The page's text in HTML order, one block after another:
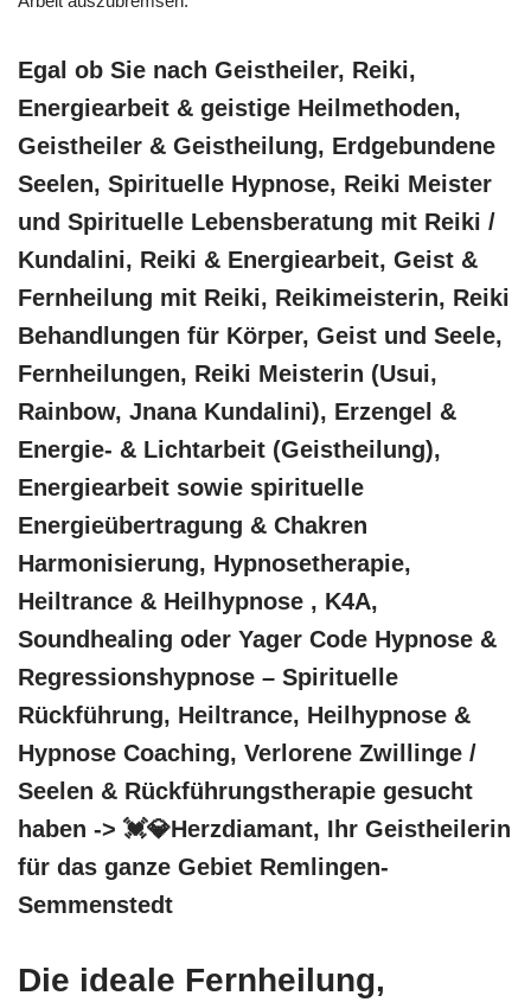
Egal ob Sie nach Geistheiler, Reiki,
Energiearbeit & geistige Heilmethoden,
Geistheiler & Geistheilung, Erdgebundene
Seelen, Spirituelle Hypnose, Reiki Meister
und Spirituelle Lebensberatung mit Reiki /
Kundalini, Reiki & Energiearbeit, Geist &
Fernheilung mit Reiki, Reikimeisterin, Reiki
Behandlungen für Körper, Geist und Seele,
Fernheilungen, Reiki Meisterin (Usui,
Rainbow, Jnana Kundalini), Erzengel &
Energie- & Lichtarbeit (Geistheilung),
Energiearbeit sowie spirituelle
Energieübertragung & Chakren
Harmonisierung, Hypnosetherapie,
Heiltrance & Heilhypnose , K4A,
Soundhealing oder Yager Code Hypnose &
Regressionshypnose – Spirituelle
Rückführung, Heiltrance, Heilhypnose &
Hypnose Coaching, Verlorene Zwillinge /
Seelen & Rückführungstherapie gesucht
haben -> 💓️💎Herzdiamant, Ihr Geistheilerin
für das ganze Gebiet Remlingen-
Semmenstedt
Die ideale Fernheilung,